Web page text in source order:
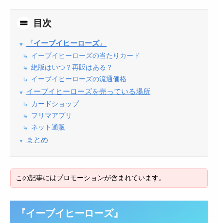
目次
『イーブイヒーローズ』
イーブイヒーローズの当たりカード
絶版はいつ？再販はある？
イーブイヒーローズの流通価格
イーブイヒーローズを売っている場所
カードショップ
フリマアプリ
ネット通販
まとめ
『イーブイヒーローズ』